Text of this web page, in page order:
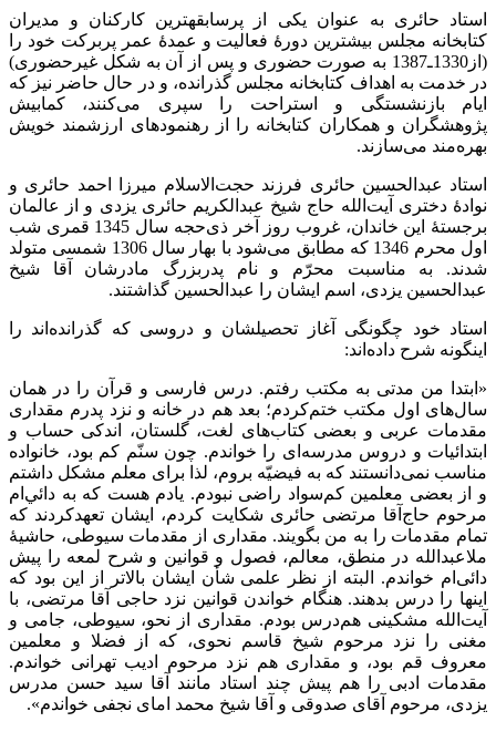
استاد حائری به عنوان یکی از پرسابقه‏ترین کارکنان و مدیران
کتابخانه مجلس بیشترین دورۀ فعالیت و عمدۀ عمر پربرکت خود را
(از1330ـ1387 به صورت حضوری و پس از آن به شکل غیرحضوری)
در خدمت به اهداف کتابخانه مجلس گذرانده، و در حال حاضر نیز که
ایام بازنشستگی و استراحت را سپری می‌کنند، کمابیش
پژوهشگران و همکاران کتابخانه را از رهنمودهای ارزشمند خویش
بهره‌مند می‌سازند.
استاد عبدالحسین حائری فرزند حجت‌الاسلام میرزا احمد حائری و
نوادۀ دختری آیت‌الله حاج شیخ عبدالکریم حائری یزدی و از عالمان
برجستۀ این خاندان، غروب روز آخر ذی‌حجه سال 1345 قمری شب
اول محرم 1346 که مطابق می‌شود با بهار سال 1306 شمسی متولد
شدند. به مناسبت محرّم و نام پدربزرگ مادرشان آقا شیخ
عبدالحسین یزدی، اسم ایشان را عبدالحسین گذاشتند.
استاد خود چگونگی آغاز تحصیلشان و دروسی که گذرانده‌اند را
اینگونه شرح داده‌اند:
«ابتدا من مدتی به مکتب رفتم. درس فارسی و قرآن را در همان
سال‌های اول مکتب ختم‌کردم؛ بعد هم در خانه و نزد پدرم مقداری
مقدمات عربی و بعضی کتاب‌های لغت، گلستان، اندکی حساب و
ابتدائیات و دروس مدرسه‌ای را خواندم. چون سنّم کم بود، خانواده
مناسب نمی‌دانستند که به فیضیّه بروم، لذا برای معلم مشکل داشتم
و از بعضی معلمین کم‌سواد راضی نبودم. یادم هست که به دائي‌‌ام
مرحوم حاج‌آقا مرتضی حائری شکایت کردم، ایشان تعهدکردند که
تمام مقدمات را به من بگویند. مقداری از مقدمات سیوطی، حاشیۀ
ملاعبدالله در منطق، معالم، فصول و قوانین و شرح لمعه را پیش
دائی‌ام خواندم. البته از نظر علمی شأن ایشان بالاتر از این بود که
اینها را درس بدهند. هنگام خواندن قوانین نزد حاجی آقا مرتضی، با
آیت‌الله مشکینی هم‌درس بودم. مقداری از نحو، سیوطی، جامی و
مغنی را نزد مرحوم شیخ قاسم نحوی، که از فضلا و معلمین
معروف قم بود، و مقداری هم نزد مرحوم ادیب تهرانی خواندم.
مقدمات ادبی را هم پیش چند استاد مانند آقا سید حسن مدرس
یزدی، مرحوم آقای صدوقی و آقا شیخ محمد امای نجفی خواندم».